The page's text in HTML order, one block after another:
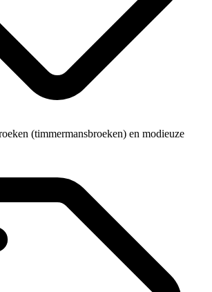
(timmermansbroeken) en modieuze